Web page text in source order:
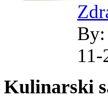
By:
11-
Kulinarski